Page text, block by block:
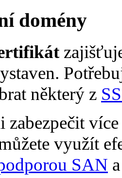
domény
některý z
zabezpečit
využít
SAN